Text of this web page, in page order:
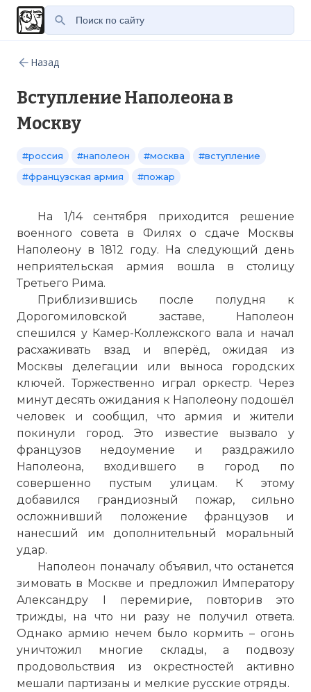
Назад
Вступление Наполеона в
Москву
#россия #наполеон #москва
#вступление
#французская армия
#пожар
На 1/14 сентября приходится решение
военного совета в Филях о сдаче Москвы
Наполеону в 1812 году. На следующий день
неприятельская армия вошла в столицу
Третьего Рима.
Приблизившись после полудня к
Дорогомиловской заставе, Наполеон
спешился у Камер-Коллежского вала и начал
расхаживать взад и вперёд, ожидая из
Москвы делегации или выноса городских
ключей. Торжественно играл оркестр. Через
минут десять ожидания к Наполеону подошёл
человек и сообщил, что армия и жители
покинули город. Это известие вызвало у
французов недоумение и раздражило
Наполеона, входившего в город по
совершенно пустым улицам. К этому
добавился грандиозный пожар, сильно
осложнивший положение французов и
нанесший им дополнительный моральный
удар.
Наполеон поначалу объявил, что останется
зимовать в Москве и предложил Императору
Александру I перемирие, повторив это
трижды, на что ни разу не получил ответа.
Однако армию нечем было кормить – огонь
уничтожил многие склады, а подвозу
продовольствия из окрестностей активно
мешали партизаны и мелкие русские отряды.